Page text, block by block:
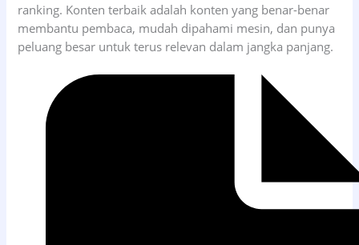
ranking. Konten terbaik adalah konten yang benar-benar
membantu pembaca, mudah dipahami mesin, dan punya
peluang besar untuk terus relevan dalam jangka panjang.